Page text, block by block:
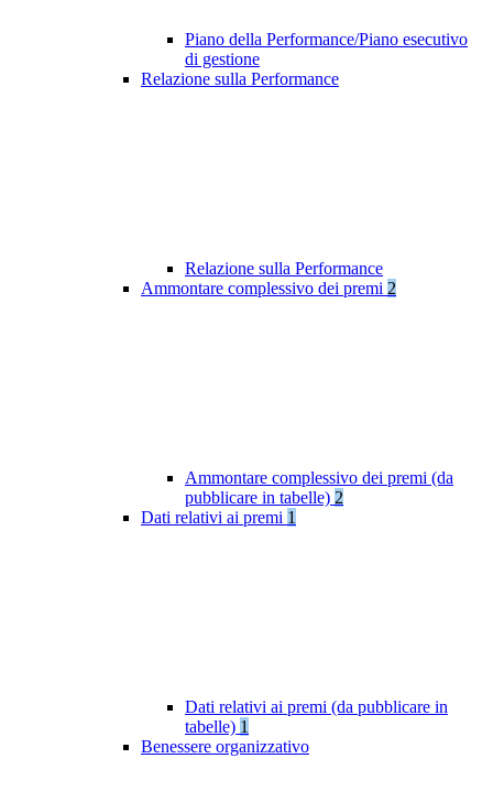
Piano della Performance/Piano esecutivo
di gestione
Relazione sulla Performance
Relazione sulla Performance
Ammontare complessivo dei premi 2
Ammontare complessivo dei premi (da
pubblicare in tabelle) 2
Dati relativi ai premi 1
Dati relativi ai premi (da pubblicare in
tabelle) 1
Benessere organizzativo